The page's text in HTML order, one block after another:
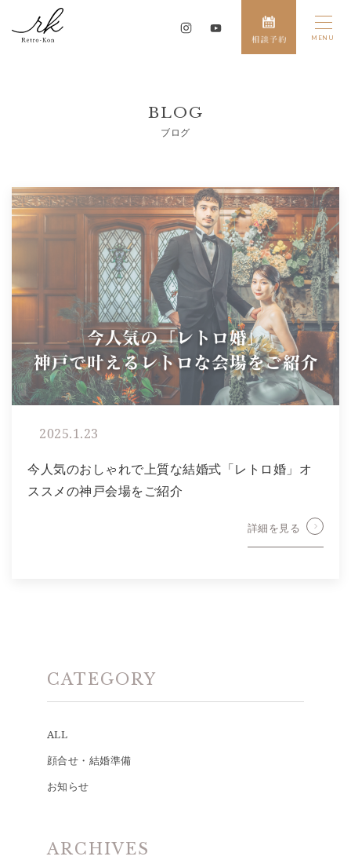
BLOG
ブログ
2025.1.23
今人気のおしゃれで上質な結婚式「レトロ婚」オ
ススメの神戸会場をご紹介
詳細を見る
CATEGORY
ALL
顔合せ・結婚準備
お知らせ
ARCHIVES